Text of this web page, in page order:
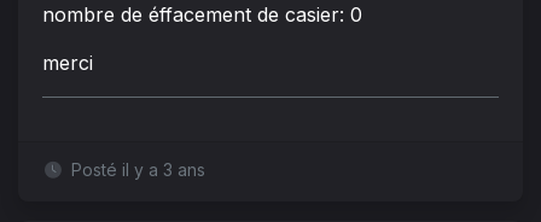
nombre de éffacement de casier: 0
merci
Posté il y a 3 ans